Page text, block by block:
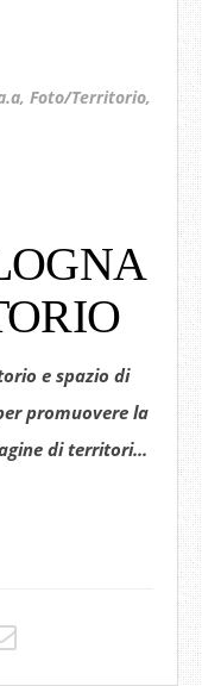
, Foto/Territorio,
e spazio di
promuovere la
di territori...